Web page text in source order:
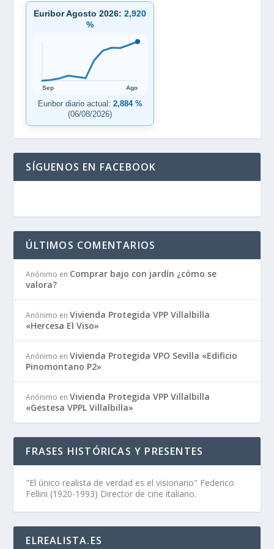
Euribor Agosto 2026:2,920
%
Sep Ago
Euribor diario actual: 2,884 %
(06/08/2026)
SÍGUENOS EN FACEBOOK
ÚLTIMOS COMENTARIOS
Anónimo en Comprar bajo con jardín ¿cómo se
valora?
Anónimo enVivienda Protegida VPP Villalbilla
«Hercesa El Viso»
Anónimo enVivienda Protegida VPO Sevilla «Edificio
Pinomontano P2»
Anónimo enVivienda Protegida VPP Villalbilla
«Gestesa VPPL Villalbilla»
FRASES HISTÓRICAS Y PRESENTES
"El único realista de verdad es el visionario" Federico
Fellini (1920-1993) Director de cine italiano.
ELREALISTA.ES